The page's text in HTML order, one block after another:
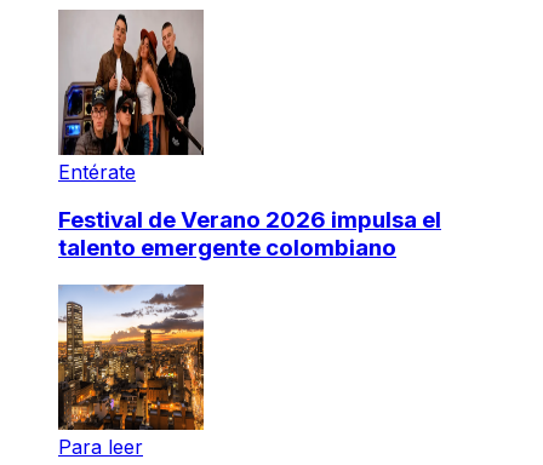
Entérate
Festival de Verano 2026 impulsa el
talento emergente colombiano
Para leer